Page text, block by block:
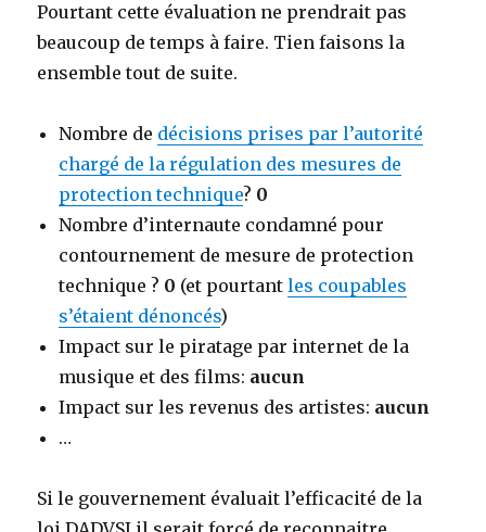
Pourtant cette évaluation ne prendrait pas
beaucoup de temps à faire. Tien faisons la
ensemble tout de suite.
Nombre de décisions prises par l’autorité
chargé de la régulation des mesures de
protection technique? 0
Nombre d’internaute condamné pour
contournement de mesure de protection
technique ? 0 (et pourtantles coupables
s’étaient dénoncés)
Impact sur le piratage par internet de la
musique et des films: aucun
Impact sur les revenus des artistes: aucun
…
Si le gouvernement évaluait l’efficacité de la